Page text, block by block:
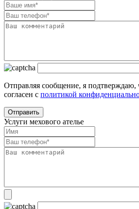
Отправляя сообщение, я подтверждаю,
согласен с политикой
Услуги мехового ателье